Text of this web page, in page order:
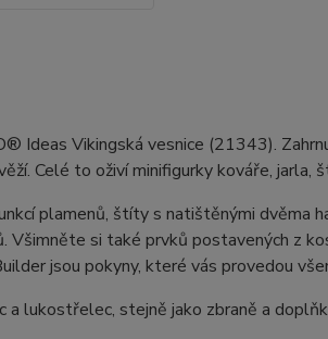
Ideas Vikingská vesnice (21343).
Celé to oživí minifigurky kováře, jarla,
plamenů, štíty s natištěnými dvěma
Všimněte si také prvků postavených z
jsou pokyny, které vás provedou
a lukostřelec, stejně jako zbraně a